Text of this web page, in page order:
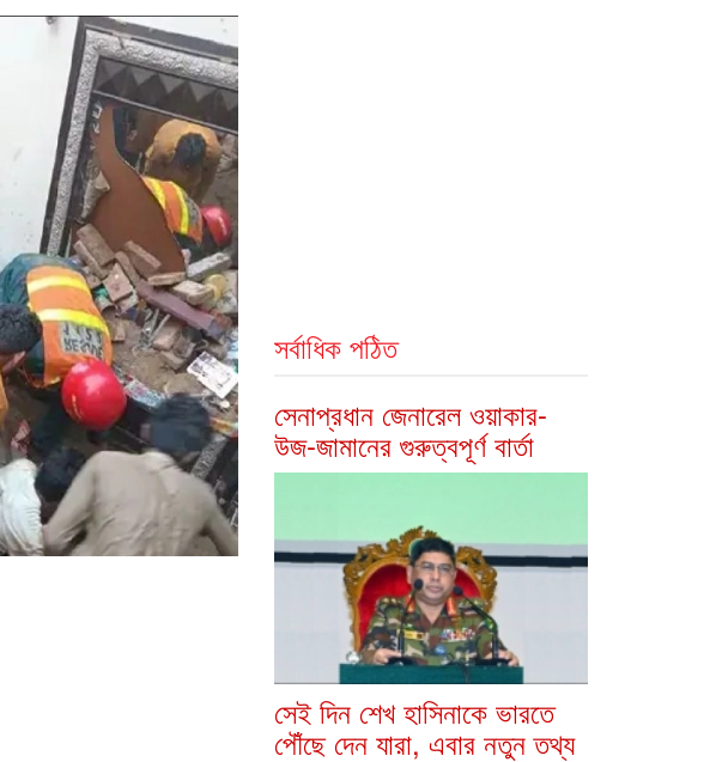
সর্বাধিক পঠিত
সেনাপ্রধান জেনারেল ওয়াকার-
উজ-জামানের গুরুত্বপূর্ণ বার্তা
সেই দিন শেখ হাসিনাকে ভারতে
পৌঁছে দেন যারা, এবার নতুন তথ্য